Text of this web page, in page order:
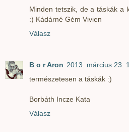
Minden tetszik, de a táskák a
:) Kádárné Gém Vivien
Válasz
B o r Aron 2013. március 23.
természetesen a táskák :)
Borbáth Incze Kata
Válasz